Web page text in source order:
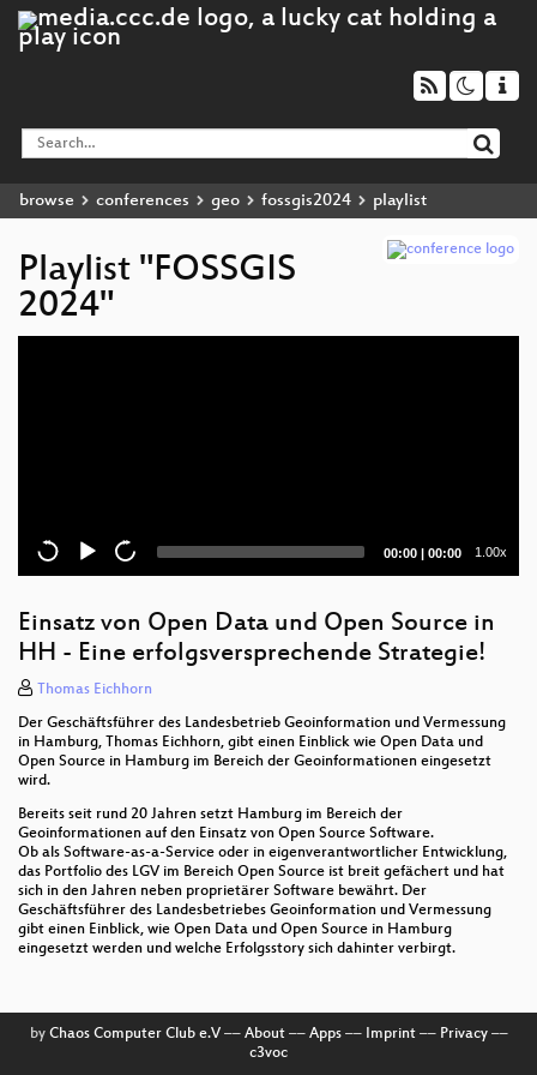
browse conferences geo fossgis2024 playlist
Playlist "FOSSGIS
2024"
Current
00:00 | Total
00:00 1.00x
Einsatz von Open Data und Open Source in
HH - Eine erfolgsversprechende Strategie!
Thomas Eichhorn
Der Geschäftsführer des Landesbetrieb Geoinformation und Vermessung
in Hamburg, Thomas Eichhorn, gibt einen Einblick wie Open Data und
Open Source in Hamburg im Bereich der Geoinformationen eingesetzt
wird.
Bereits seit rund 20 Jahren setzt Hamburg im Bereich der
Geoinformationen auf den Einsatz von Open Source Software.
Ob als Software-as-a-Service oder in eigenverantwortlicher Entwicklung,
das Portfolio des LGV im Bereich Open Source ist breit gefächert und hat
sich in den Jahren neben proprietärer Software bewährt. Der
Geschäftsführer des Landesbetriebes Geoinformation und Vermessung
gibt einen Einblick, wie Open Data und Open Source in Hamburg
eingesetzt werden und welche Erfolgsstory sich dahinter verbirgt.
by Chaos Computer Club e.V–– About–– Apps–– Imprint–– Privacy––
c3voc